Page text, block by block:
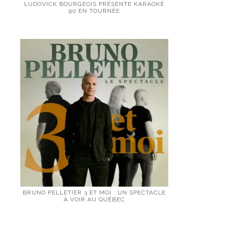
LUDOVICK BOURGEOIS PRÉSENTE KARAOKÉ
90 EN TOURNÉE
BRUNO PELLETIER 3 ET MOI : UN SPECTACLE
À VOIR AU QUÉBEC